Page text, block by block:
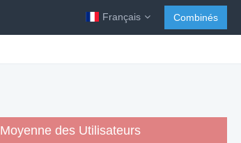
Français Combinés
Moyenne des Utilisateurs